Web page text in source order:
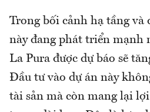
Trong bối cảnh hạ tầng và
này đang phát triển mạnh
La Pura được dự báo sẽ
Đầu tư vào dự án này
tài sản mà còn mang lại